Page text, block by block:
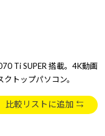
Ti SUPER 搭載。4K動画
トップパソコン。
比較リストに追加